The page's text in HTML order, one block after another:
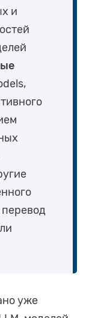
и
уже